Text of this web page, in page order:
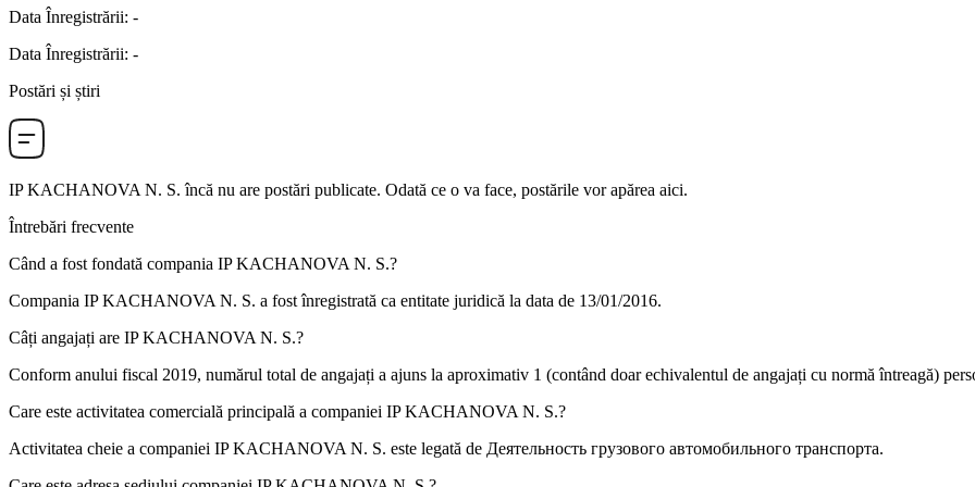
Data Înregistrării: -
Data Înregistrării: -
Postări și știri
IP KACHANOVA N. S. încă nu are postări publicate. Odată ce o va face, postările vor apărea aici.
Întrebări frecvente
Când a fost fondată compania IP KACHANOVA N. S.?
Compania IP KACHANOVA N. S. a fost înregistrată ca entitate juridică la data de 13/01/2016.
Câți angajați are IP KACHANOVA N. S.?
Conform anului fiscal 2019, numărul total de angajați a ajuns la aproximativ 1 (contând doar echivalentul de angajați cu normă întreagă)
Care este activitatea comercială principală a companiei IP KACHANOVA N. S.?
Activitatea cheie a companiei IP KACHANOVA N. S. este legată de Деятельность грузового автомобильного транспорта.